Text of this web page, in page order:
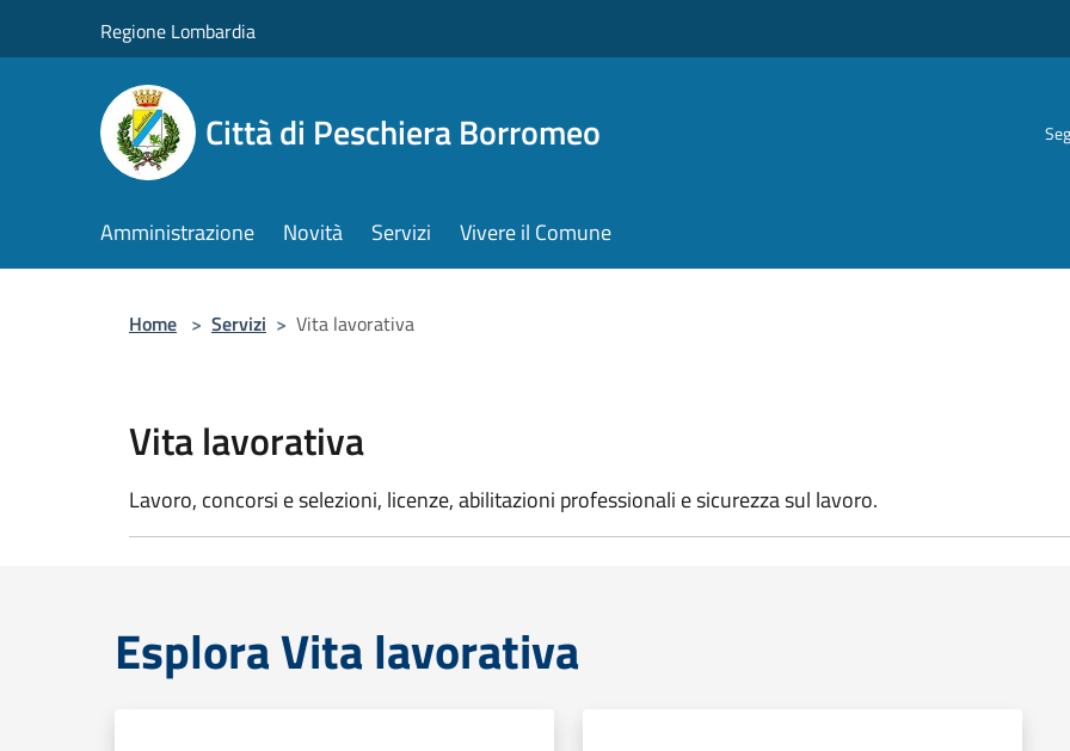
Regione Lombardia
Città di Peschiera Borromeo
Amministrazione Novità Servizi Vivere il Comune
Home > Servizi > Vita lavorativa
Vita lavorativa
Lavoro, concorsi e selezioni, licenze, abilitazioni professionali e sicurezza sul lavoro.
Esplora Vita lavorativa